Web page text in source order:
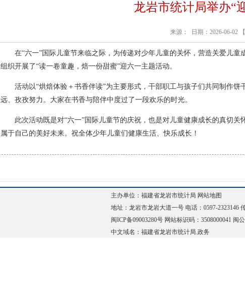
龙岩市统计局举办“
来源： 日期：2026-06-02
在“六一”国际儿童节来临之际，为传递对少年儿童的关怀，营造关爱儿
组织开展了“读一卷童趣，焙一份甜蜜”迎六一主题活动。
活动以“烘焙体验＋书香伴读”为主要形式，干部职工与孩子们共同制作
远、孜孜努力。大家在书香与陪伴中度过了一段欢乐的时光。
此次活动既是对“六一”国际儿童节的庆祝，也是对儿童健康成长的真切
属于自己的美好未来。祝全体少年儿童们健康生活、快乐成长！